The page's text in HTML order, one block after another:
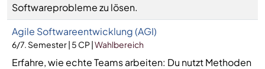
Softwareprobleme zu lösen.
Agile Softwareentwicklung (AGI)
6/7. Semester | 5 CP |Wahlbereich
Erfahre, wie echte Teams arbeiten: Du nutzt Methoden